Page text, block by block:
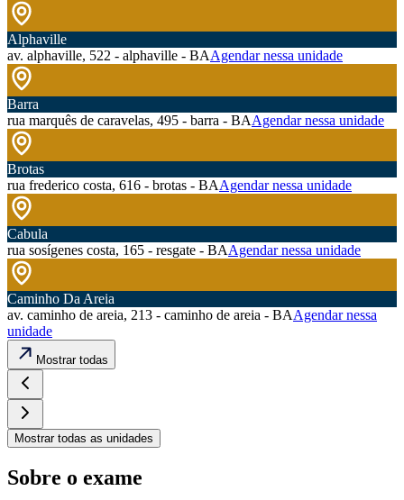
Alphaville
av. alphaville, 522 - alphaville - BAAgendar nessa unidade
Barra
rua marquês de caravelas, 495 - barra - BAAgendar nessa unidade
Brotas
rua frederico costa, 616 - brotas - BAAgendar nessa unidade
Cabula
rua sosígenes costa, 165 - resgate - BAAgendar nessa unidade
Caminho Da Areia
av. caminho de areia, 213 - caminho de areia - BAAgendar nessa
unidade
Mostrar todas
Mostrar todas as unidades
Sobre o exame